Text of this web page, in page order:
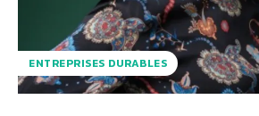
ENTREPRISES DURABLES